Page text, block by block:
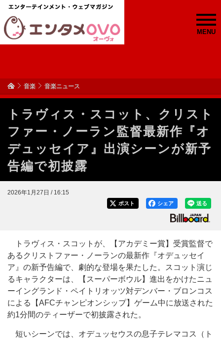
MENU
音楽 音楽ニュース
トラヴィス・スコット、クリスト
ファー・ノーラン監督最新作『オ
デュッセイア』出演シーンが新予
告編で初披露
2026年1月27日 / 16:15
送る
シェア
ポスト
トラヴィス・スコットが、【アカデミー賞】受賞監督で
あるクリストファー・ノーランの最新作『オデュッセイ
ア』の新予告編で、劇的な登場を果たした。スコット演じ
るキャラクターは、【スーパーボウル】進出をかけたニュ
ーイングランド・ペイトリオッツ対デンバー・ブロンコス
による【AFCチャンピオンシップ】ゲーム中に放送された
約1分間のティーザーで初披露された。
短いシーンでは、オデュッセウスの息子テレマコス（ト